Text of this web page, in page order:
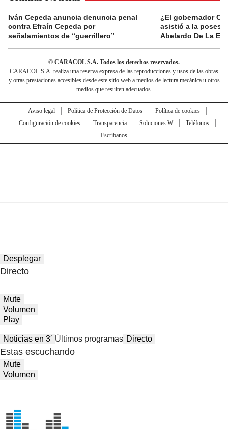
Iván Cepeda anuncia denuncia penal
contra Efraín Cepeda por
señalamientos de “guerrillero”
¿El gobernador
asistió a la
Abelardo De La
© CARACOL S.A. Todos los derechos reservados.
CARACOL S.A. realiza una reserva expresa de las reproducciones y usos de las obras
y otras prestaciones accesibles desde este sitio web a medios de lectura mecánica u otros
medios que resulten adecuados.
Aviso legal Política de Protección de Datos
Política de cookies
Configuración de cookies
Transparencia Soluciones W
Teléfonos
Escríbanos
Desplegar
Directo
Mute
Volumen
Play
Noticias en 3′ Últimos programas Directo
Estas escuchando
Mute
Volumen